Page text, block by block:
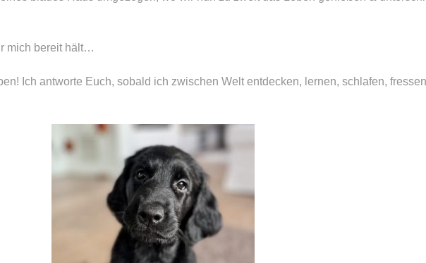
mich bereit hält…
Ich antworte Euch, sobald ich zwischen Welt entdecken, lernen, schlafen,